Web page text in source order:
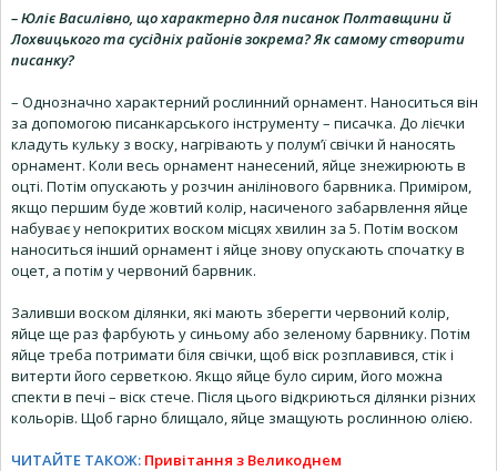
– Юліє Василівно, що характерно для писанок Полтавщини й
Лохвицького та сусідніх районів зокрема? Як самому створити
писанку?
– Однозначно характерний рослинний орнамент. Наноситься він
за допомогою писанкарського інструменту – писачка. До лієчки
кладуть кульку з воску, нагрівають у полум’ї свічки й наносять
орнамент. Коли весь орнамент нанесений, яйце знежирюють в
оцті. Потім опускають у розчин анілінового барвника. Приміром,
якщо першим буде жовтий колір, насиченого забарвлення яйце
набуває у непокритих воском місцях хвилин за 5. Потім воском
наноситься інший орнамент і яйце знову опускають спочатку в
оцет, а потім у червоний барвник.
Заливши воском ділянки, які мають зберегти червоний колір,
яйце ще раз фарбують у синьому або зеленому барвнику. Потім
яйце треба потримати біля свічки, щоб віск розплавився, стік і
витерти його серветкою. Якщо яйце було сирим, його можна
спекти в печі – віск стече. Після цього відкриються ділянки різних
кольорів. Щоб гарно блищало, яйце змащують рослинною олією.
ЧИТАЙТЕ ТАКОЖ: Привітання з Великоднем